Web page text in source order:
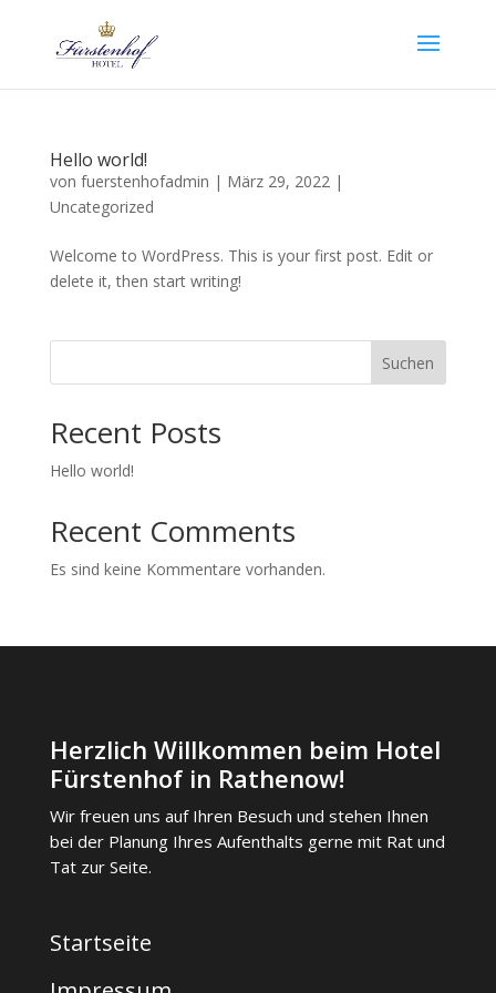
Hello world!
von fuerstenhofadmin | März 29, 2022|
Uncategorized
Welcome to WordPress. This is your first post. Edit or
delete it, then start writing!
Suchen
Recent Posts
Hello world!
Recent Comments
Es sind keine Kommentare vorhanden.
Herzlich Willkommen beim Hotel
Fürstenhof in Rathenow!
Wir freuen uns auf Ihren Besuch und stehen Ihnen
bei der Planung Ihres Aufenthalts gerne mit Rat und
Tat zur Seite.
Startseite